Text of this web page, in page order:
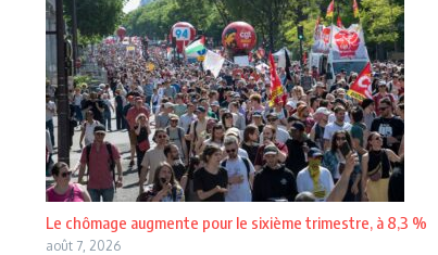
Le chômage augmente pour le sixième trimestre, à 8,3 %
août 7, 2026